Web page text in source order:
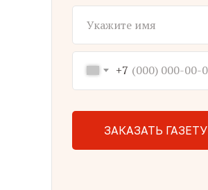
+7
ЗАКАЗАТЬ ГАЗЕТУ